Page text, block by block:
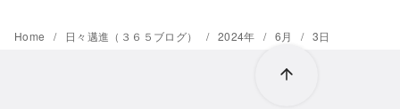
イ
Home 日々邁進（３６５ブログ） 2024年 6月 3日